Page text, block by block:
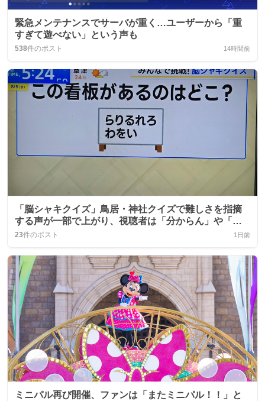
緊急メンテナンスでサーバが重く…ユーザーから「重
すぎて遊べない」という声も
538件のポスト 14時間前
「脳シャキクイズ」鳥居・神社クイズで難しさを指摘
する声が一部で上がり、視聴者は「分からん」や「苦
戦」などの感想
23件のポスト 1日前
ミニパル再び開催、ファンは「またミニパル！！」と